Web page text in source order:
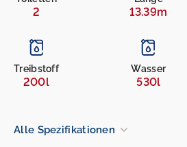
2 13.39m
Treibstoff
200l
Wasser
530l
Alle Spezifikationen